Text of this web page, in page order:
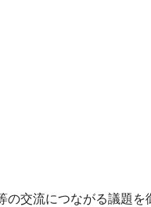
交流につながる議題を